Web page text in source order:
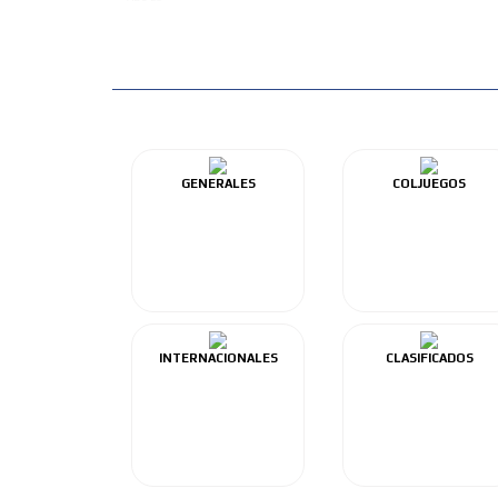
GENERALES COLJUEGOS
INTERNACIONALES CLASIFICADOS